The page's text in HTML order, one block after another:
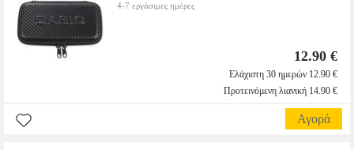
4-7 εργάσιμες ημέρες
12.90 €
Ελάχιστη 30 ημερών 12.90 €
Προτεινόμενη λιανική 14.90 €
Αγορά